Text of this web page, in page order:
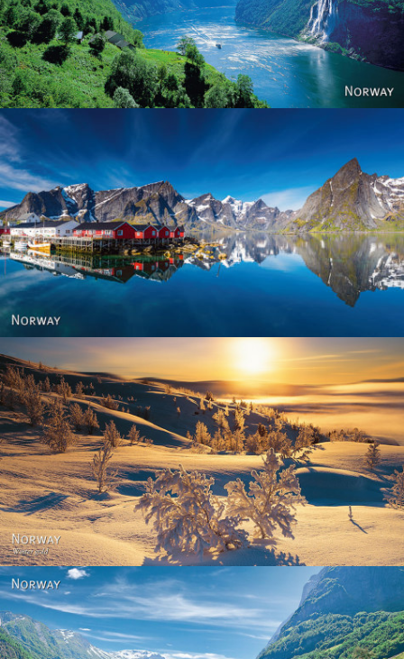
Norway
Reine - Lofoten, Nord Norge. North Norway.
Norway - Winter gold